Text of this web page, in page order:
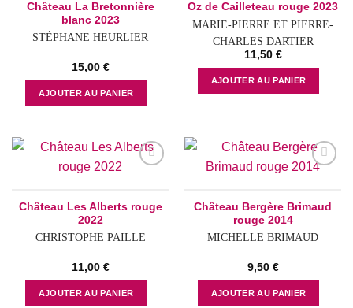
Château La Bretonnière
blanc 2023
STÉPHANE HEURLIER
15,00 €
AJOUTER AU PANIER
Oz de Cailleteau rouge 2023
MARIE-PIERRE ET PIERRE-
CHARLES DARTIER
11,50 €
AJOUTER AU PANIER
Château Les Alberts rouge
2022
CHRISTOPHE PAILLE
11,00 €
AJOUTER AU PANIER
Château Bergère Brimaud
rouge 2014
MICHELLE BRIMAUD
9,50 €
AJOUTER AU PANIER